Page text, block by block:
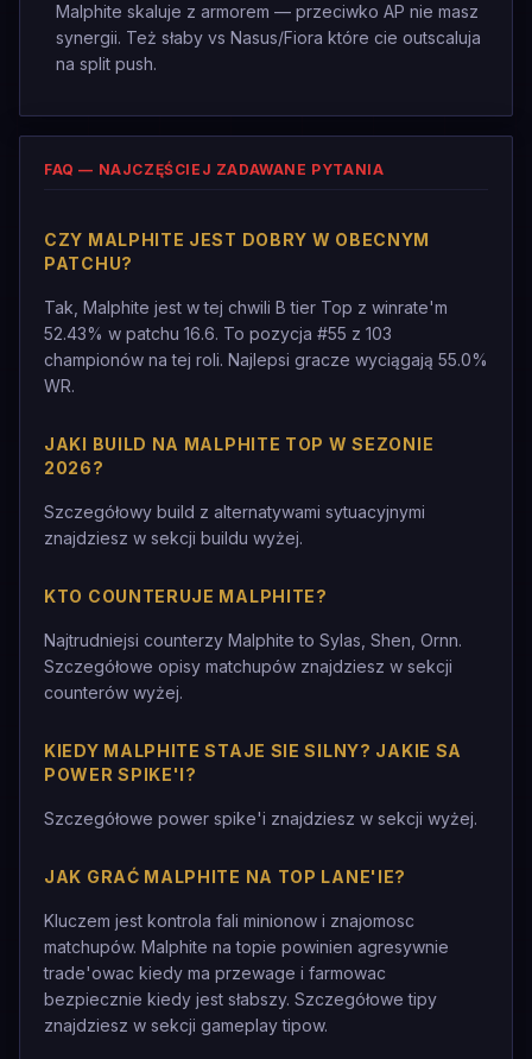
Malphite skaluje z armorem — przeciwko AP nie masz
synergii. Też słaby vs Nasus/Fiora które cie outscaluja
na split push.
FAQ — NAJCZĘŚCIEJ ZADAWANE PYTANIA
CZY MALPHITE JEST DOBRY W OBECNYM
PATCHU?
Tak, Malphite jest w tej chwili B tier Top z winrate'm
52.43% w patchu 16.6. To pozycja #55 z 103
championów na tej roli. Najlepsi gracze wyciągają 55.0%
WR.
JAKI BUILD NA MALPHITE TOP W SEZONIE
2026?
Szczegółowy build z alternatywami sytuacyjnymi
znajdziesz w sekcji buildu wyżej.
KTO COUNTERUJE MALPHITE?
Najtrudniejsi counterzy Malphite to Sylas, Shen, Ornn.
Szczegółowe opisy matchupów znajdziesz w sekcji
counterów wyżej.
KIEDY MALPHITE STAJE SIE SILNY? JAKIE SA
POWER SPIKE'I?
Szczegółowe power spike'i znajdziesz w sekcji wyżej.
JAK GRAĆ MALPHITE NA TOP LANE'IE?
Kluczem jest kontrola fali minionow i znajomosc
matchupów. Malphite na topie powinien agresywnie
trade'owac kiedy ma przewage i farmowac
bezpiecznie kiedy jest słabszy. Szczegółowe tipy
znajdziesz w sekcji gameplay tipow.